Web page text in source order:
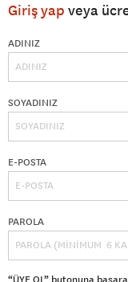
Giriş yap veya
ADINIZ
SOYADINIZ
E-POSTA
PAROLA